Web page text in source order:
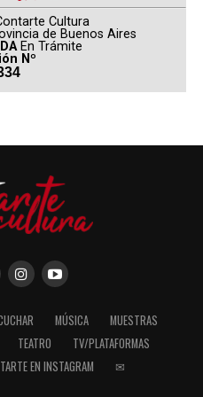
Minujín, Patria López
Rivera, Nagore
de Ainara (Blanca
universitaria va a estudiar.
su familia. Sin embargo,
vez más cerca de Dios y
Cultura
de Buenos Aires
En Trámite
Nº
MÚSICA
MUESTRAS
TEATRO
TV/PLATAFORMAS
EN INSTAGRAM ✉